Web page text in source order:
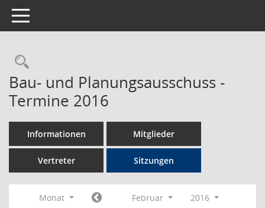
Toggle navigation
Rechercheauswahl
Bau- und Planungsausschuss -
Termine 2016
Informationen Mitglieder
Vertreter Sitzungen
Monat Februar
2016